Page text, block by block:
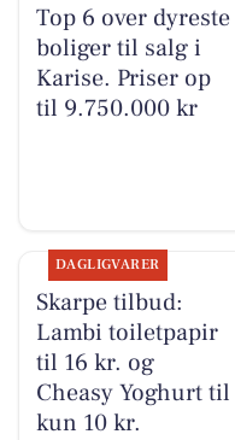
Top 6 over dyreste
boliger til salg i
Karise. Priser op
til 9.750.000 kr
DAGLIGVARER
Skarpe tilbud:
Lambi toiletpapir
til 16 kr. og
Cheasy Yoghurt til
kun 10 kr.